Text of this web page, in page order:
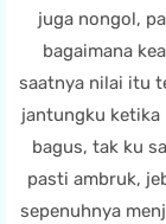
juga nongol,
bagaimana
saatnya nilai itu
jantungku ketika
bagus, tak ku
pasti ambruk,
sepenuhnya